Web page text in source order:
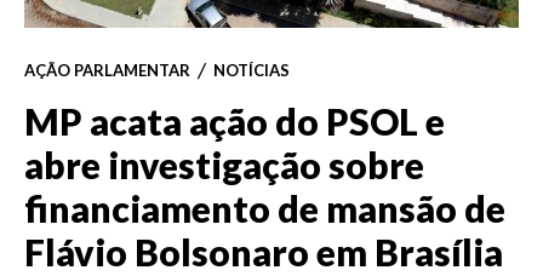
AÇÃO PARLAMENTAR NOTÍCIAS
MP acata ação do PSOL e
abre investigação sobre
financiamento de mansão de
Flávio Bolsonaro em Brasília